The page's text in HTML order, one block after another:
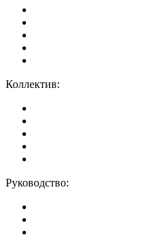
Коллектив:
Руководство: